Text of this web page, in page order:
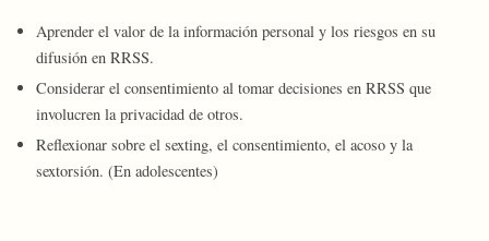
Aprender el valor de la información personal y los riesgos en su
difusión en RRSS.
Considerar el consentimiento al tomar decisiones en RRSS que
involucren la privacidad de otros.
Reflexionar sobre el sexting, el consentimiento, el acoso y la
sextorsión. (En adolescentes)